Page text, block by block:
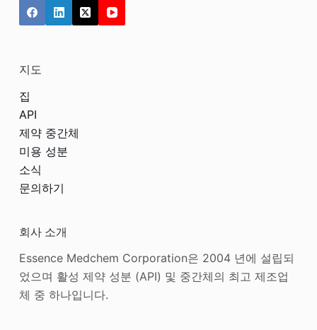
지도
집
API
제약 중간체
미용 성분
소식
문의하기
회사 소개
Essence Medchem Corporation은 2004 년에 설립되
었으며 활성 제약 성분 (API) 및 중간체의 최고 제조업
체 중 하나입니다.